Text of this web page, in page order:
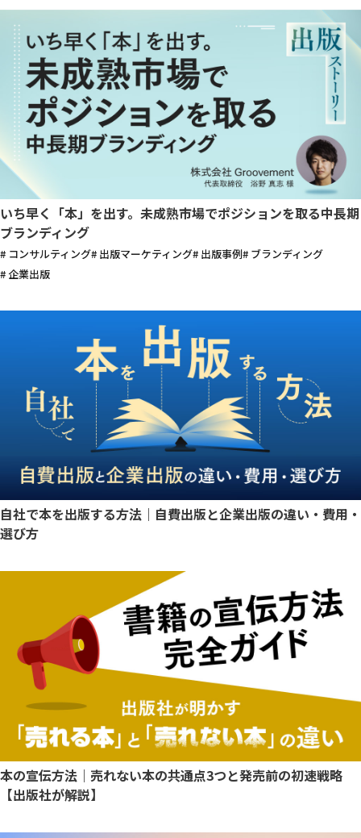
いち早く「本」を出す。未成熟市場でポジションを取る中長期
ブランディング
# コンサルティング# 出版マーケティング# 出版事例# ブランディング
# 企業出版
自社で本を出版する方法｜自費出版と企業出版の違い・費用・
選び方
本の宣伝方法｜売れない本の共通点3つと発売前の初速戦略
【出版社が解説】